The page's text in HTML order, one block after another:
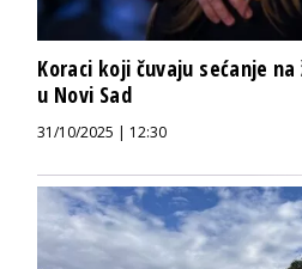
Koraci koji čuvaju sećanje
u Novi Sad
31/10/2025 | 12:30